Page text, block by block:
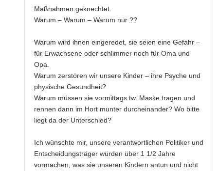
Maßnahmen geknechtet.
Warum – Warum – Warum nur ??
Warum wird ihnen eingeredet, sie seien eine Gefahr –
für Erwachsene oder schlimmer noch für Oma und
Opa.
Warum zerstören wir unsere Kinder – ihre Psyche und
physische Gesundheit?
Warum müssen sie vormittags tw. Maske tragen und
rennen dann im Hort munter durcheinander? Wo bitte
liegt da der Unterschied?
Ich wünschte mir, unsere verantwortlichen Politiker und
Entscheidungsträger würden über 1 1/2 Jahre
vormachen, was sie unseren Kindern antun und nicht